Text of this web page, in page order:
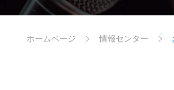
ホームページ 情報センター